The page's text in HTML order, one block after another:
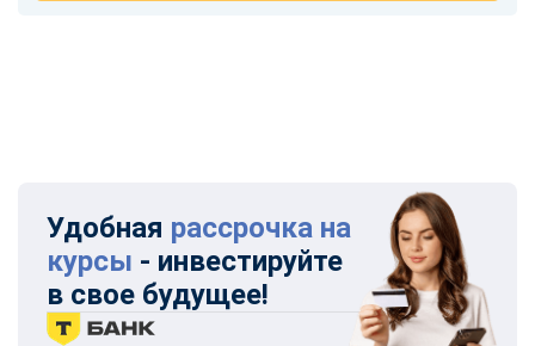
Удобная рассрочка на
курсы - инвестируйте
в свое будущее!